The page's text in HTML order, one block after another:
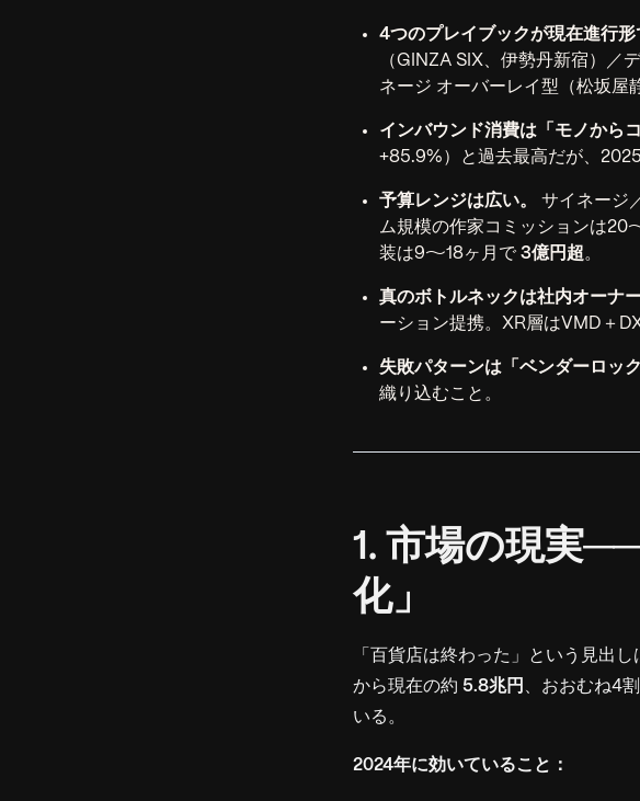
4つのプレイブックが現在進行形
（GINZA SIX、伊勢丹新宿）／
ネージ オーバーレイ型（松坂屋
インバウンド消費は「モノから
+85.9%）と過去最高だが、
予算レンジは広い。 サイネージ
ム規模の作家コミッションは20
装は9〜18ヶ月で 3億円超 。
真のボトルネックは社内オーナー
ーション提携。XR層はVMD＋
失敗パターンは「ベンダーロッ
織り込むこと。
1. 市場の現実
化」
「百貨店は終わった」という見出
から現在の約 5.8兆円
、おおむね4
いる。
2024年に効いていること：